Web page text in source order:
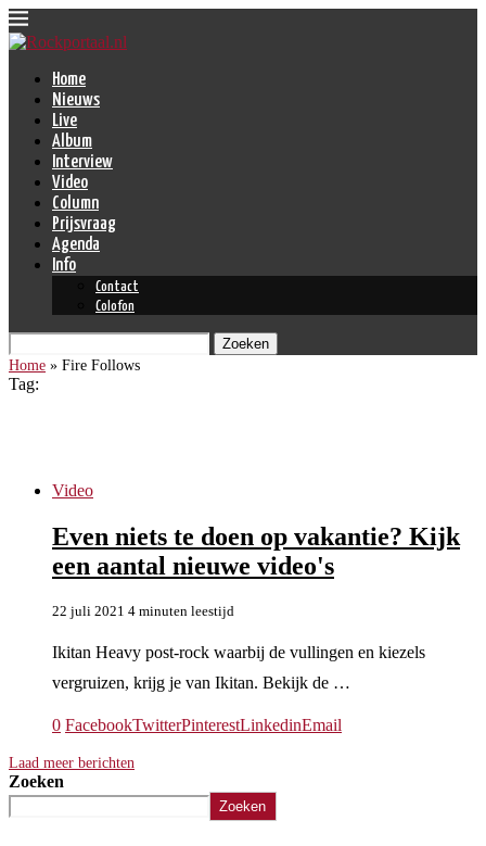
Home
Nieuws
Live
Album
Interview
Video
Column
Prijsvraag
Agenda
Info
Contact
Colofon
Zoeken
Home » Fire Follows
Tag:
Video
Even niets te doen op vakantie? Kijk
een aantal nieuwe video's
22 juli 2021 4 minuten leestijd
Ikitan Heavy post-rock waarbij de vullingen en kiezels
vergruizen, krijg je van Ikitan. Bekijk de …
0 FacebookTwitterPinterestLinkedinEmail
Laad meer berichten
Zoeken
Zoeken